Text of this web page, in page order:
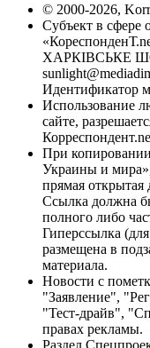
© 2000-2026,
Субъект в сфере
ХАРКІВСЬКЕ
Идентификатор
Использование
сайте,
При
Украины и мира»,
прямая открытая
Ссылка должна
полного либо
Гиперссылка
размещена в
материала.
Новости с
"Заявление",
"Тест-драйв",
правах рекламы.
Раздел